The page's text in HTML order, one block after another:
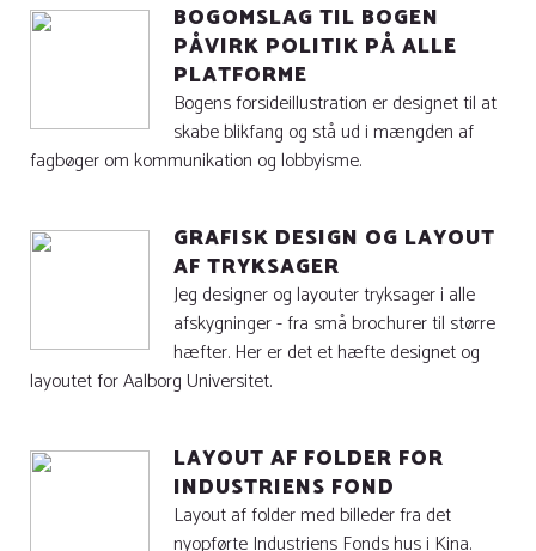
BOGOMSLAG TIL BOGEN
PÅVIRK POLITIK PÅ ALLE
PLATFORME
Bogens forsideillustration er designet til at
skabe blikfang og stå ud i mængden af
fagbøger om kommunikation og lobbyisme.
GRAFISK DESIGN OG LAYOUT
AF TRYKSAGER
Jeg designer og layouter tryksager i alle
afskygninger - fra små brochurer til større
hæfter. Her er det et hæfte designet og
layoutet for Aalborg Universitet.
LAYOUT AF FOLDER FOR
INDUSTRIENS FOND
Layout af folder med billeder fra det
nyopførte Industriens Fonds hus i Kina.